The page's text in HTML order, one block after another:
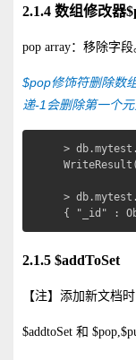
2.1.4 数组修改器
pop array：移除字段
$pop修饰符删除数
递-1 会删除第一个
>
>
{ "_id" :
2.1.5 $addToSet
【注】添加新文档
$addtoSet 和